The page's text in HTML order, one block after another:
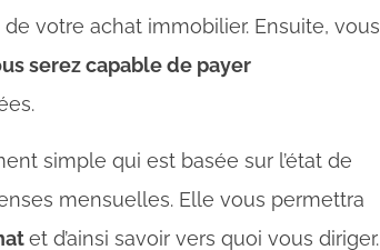
votre achat immobilier. Ensuite, vous
serez capable de payer
simple qui est basée sur l’état de
mensuelles. Elle vous permettra
et d’ainsi savoir vers quoi vous diriger.